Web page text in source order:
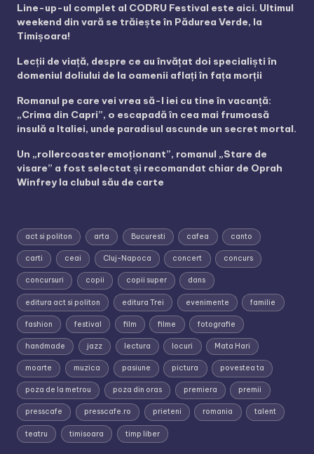
Line-up-ul complet al CODRU Festival este aici. Ultimul
weekend din vară se trăiește în Pădurea Verde, la
Timișoara!
Lecții de viață, despre ce au învățat doi specialiști în
domeniul doliului de la oamenii aflați în fața morții
Romanul pe care vei vrea să-l iei cu tine în vacanță:
„Crima din Capri”, o escapadă în cea mai frumoasă
insulă a Italiei, unde paradisul ascunde un secret mortal.
Un „rollercoaster emoționant”, romanul „Stare de
visare” a fost selectat și recomandat chiar de Oprah
Winfrey la clubul său de carte
act si politon arta Bucuresti cafea canto
carti ceai Cluj-Napoca concert concurs
concursuri copii copii super dans
editura act si politon editura Trei evenimente familie
fashion festival film filme fotografie
handmade jazz lectura locuri Mata Hari
moarte muzica pasiune pictura povestea ta
poza de la metrou poza din oras premiera premii
presscafe presscafe.ro prieteni romania talent
teatru timisoara timp liber